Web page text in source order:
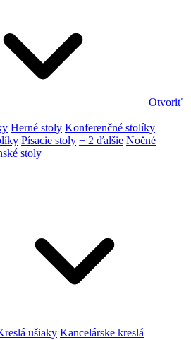
Otvoriť
Herné stoly Konferenčné stolíky
Písacie stoly + 2 ďalšie Nočné
stoly
ušiaky Kancelárske kreslá